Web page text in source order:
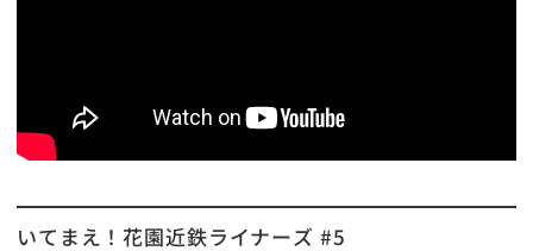
いてまえ！花園近鉄ライナーズ #5